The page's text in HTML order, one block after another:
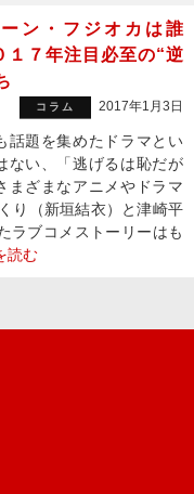
ン・フジオカは誰
７年注目必至の“逆
コラム 2017年1月3日
題を集めたドラマとい
ない、「逃げるは恥だが
まざまなアニメやドラマ
り（新垣結衣）と津崎平
ラブコメストーリーはも
読む